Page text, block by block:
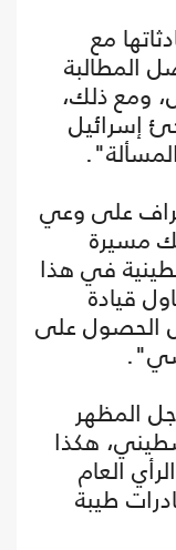
مع
المطالبة
ومع ذلك،
إسرائيل
على وعي
مسيرة
في هذا
قيادة
الحصول على
المظهر
هكذا
العام
طيبة